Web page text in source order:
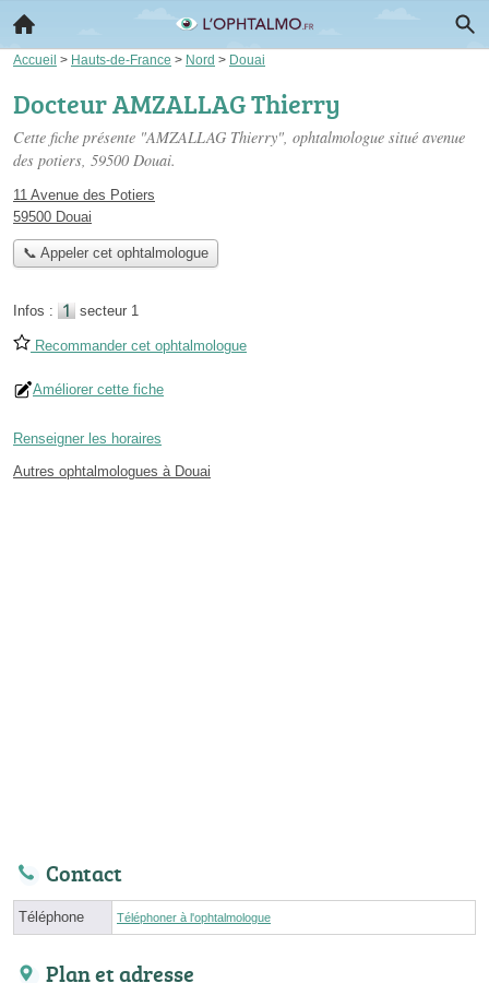
Accueil > Hauts-de-France > Nord > Douai
Docteur AMZALLAG Thierry
Cette fiche présente "AMZALLAG Thierry", ophtalmologue situé avenue
des potiers, 59500 Douai.
11 Avenue des Potiers
59500 Douai
📞 Appeler cet ophtalmologue
Infos : secteur 1
Recommander cet ophtalmologue
Améliorer cette fiche
Renseigner les horaires
Autres ophtalmologues à Douai
Contact
Téléphone Téléphoner à l'ophtalmologue
Plan et adresse